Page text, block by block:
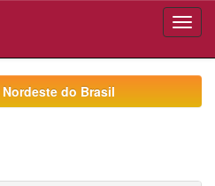
do Brasil